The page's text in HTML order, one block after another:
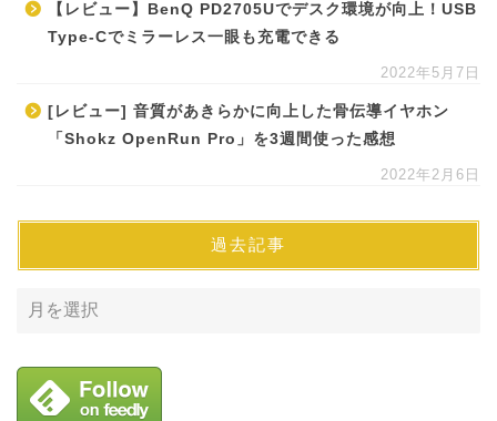
【レビュー】BenQ PD2705Uでデスク環境が向上！USB
Type-Cでミラーレス一眼も充電できる
2022年5月7日
[レビュー] 音質があきらかに向上した骨伝導イヤホン
「Shokz OpenRun Pro」を3週間使った感想
2022年2月6日
過去記事